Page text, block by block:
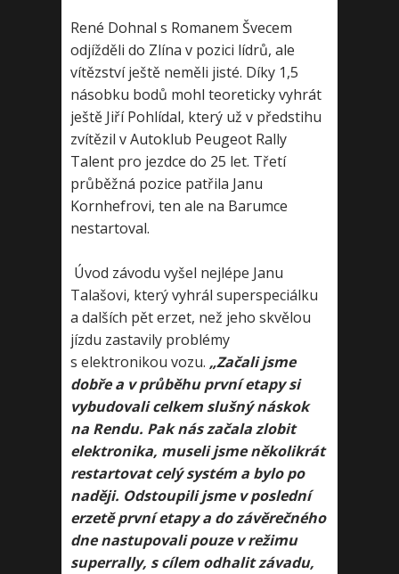
René Dohnal s Romanem Švecem
odjížděli do Zlína v pozici lídrů, ale
vítězství ještě neměli jisté. Díky 1,5
násobku bodů mohl teoreticky vyhrát
ještě Jiří Pohlídal, který už v předstihu
zvítězil v Autoklub Peugeot Rally
Talent pro jezdce do 25 let. Třetí
průběžná pozice patřila Janu
Kornhefrovi, ten ale na Barumce
nestartoval.
Úvod závodu vyšel nejlépe Janu
Talašovi, který vyhrál superspeciálku
a dalších pět erzet, než jeho skvělou
jízdu zastavily problémy
s elektronikou vozu. „Začali jsme
dobře a v průběhu první etapy si
vybudovali celkem slušný náskok
na Rendu. Pak nás začala zlobit
elektronika, museli jsme několikrát
restartovat celý systém a bylo po
naději. Odstoupili jsme v poslední
erzetě první etapy a do závěrečného
dne nastupovali pouze v režimu
superrally, s cílem odhalit závadu,